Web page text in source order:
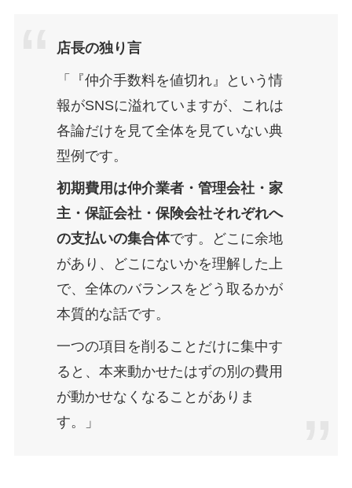
店長の独り言
「『仲介手数料を値切れ』という情
報がSNSに溢れていますが、これは
各論だけを見て全体を見ていない典
型例です。
初期費用は仲介業者・管理会社・家
主・保証会社・保険会社それぞれへ
の支払いの集合体です。どこに余地
があり、どこにないかを理解した上
で、全体のバランスをどう取るかが
本質的な話です。
一つの項目を削ることだけに集中す
ると、本来動かせたはずの別の費用
が動かせなくなることがありま
す。」